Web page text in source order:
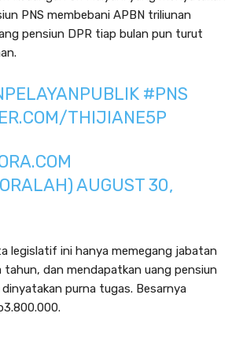
PNS membebani APBN triliunan
pensiun DPR tiap bulan pun turut
#PNS
THIJIANE5P
AUGUST 30,
legislatif ini hanya memegang jabatan
tahun, dan mendapatkan uang pensiun
purna tugas. Besarnya